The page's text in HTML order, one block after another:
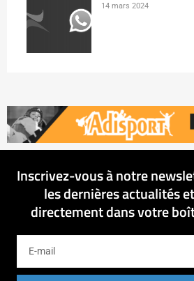
14 mars 2024
Inscrivez-vous à notre
les dernières actualités
directement dans votre